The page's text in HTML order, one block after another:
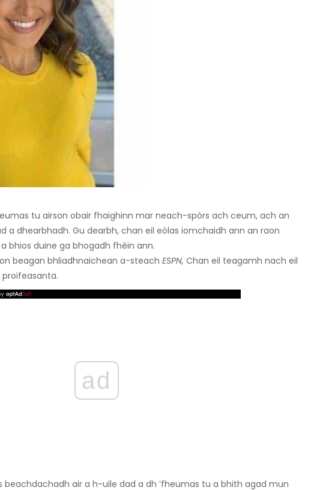
tu airson obair fhaighinn mar neach-spòrs ach ceum, ach an
a dhearbhadh. Gu dearbh, chan eil eòlas iomchaidh ann an raon
bhios duine ga bhogadh fhèin ann.
beagan bhliadhnaichean a-steach ESPN, Chan eil teagamh nach eil
ad
beachdachadh air a h-uile dad a dh ’fheumas tu a bhith agad mun